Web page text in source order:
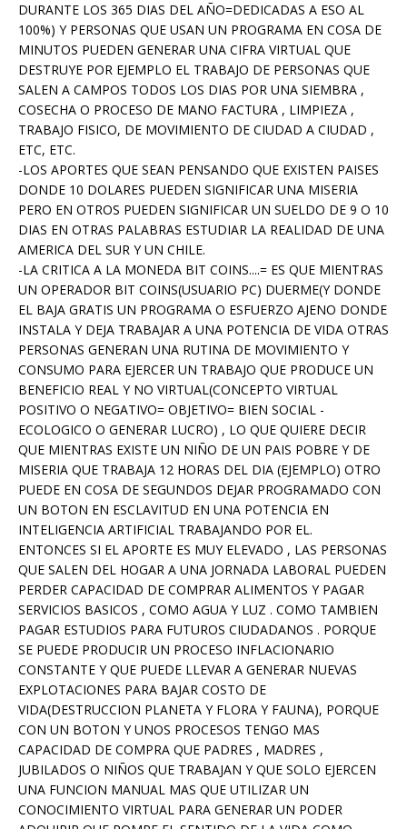
DURANTE LOS 365 DIAS DEL AÑO=DEDICADAS A ESO AL
100%) Y PERSONAS QUE USAN UN PROGRAMA EN COSA DE
MINUTOS PUEDEN GENERAR UNA CIFRA VIRTUAL QUE
DESTRUYE POR EJEMPLO EL TRABAJO DE PERSONAS QUE
SALEN A CAMPOS TODOS LOS DIAS POR UNA SIEMBRA ,
COSECHA O PROCESO DE MANO FACTURA , LIMPIEZA ,
TRABAJO FISICO, DE MOVIMIENTO DE CIUDAD A CIUDAD ,
ETC, ETC.
-LOS APORTES QUE SEAN PENSANDO QUE EXISTEN PAISES
DONDE 10 DOLARES PUEDEN SIGNIFICAR UNA MISERIA
PERO EN OTROS PUEDEN SIGNIFICAR UN SUELDO DE 9 O 10
DIAS EN OTRAS PALABRAS ESTUDIAR LA REALIDAD DE UNA
AMERICA DEL SUR Y UN CHILE.
-LA CRITICA A LA MONEDA BIT COINS....= ES QUE MIENTRAS
UN OPERADOR BIT COINS(USUARIO PC) DUERME(Y DONDE
EL BAJA GRATIS UN PROGRAMA O ESFUERZO AJENO DONDE
INSTALA Y DEJA TRABAJAR A UNA POTENCIA DE VIDA OTRAS
PERSONAS GENERAN UNA RUTINA DE MOVIMIENTO Y
CONSUMO PARA EJERCER UN TRABAJO QUE PRODUCE UN
BENEFICIO REAL Y NO VIRTUAL(CONCEPTO VIRTUAL
POSITIVO O NEGATIVO= OBJETIVO= BIEN SOCIAL -
ECOLOGICO O GENERAR LUCRO) , LO QUE QUIERE DECIR
QUE MIENTRAS EXISTE UN NIÑO DE UN PAIS POBRE Y DE
MISERIA QUE TRABAJA 12 HORAS DEL DIA (EJEMPLO) OTRO
PUEDE EN COSA DE SEGUNDOS DEJAR PROGRAMADO CON
UN BOTON EN ESCLAVITUD EN UNA POTENCIA EN
INTELIGENCIA ARTIFICIAL TRABAJANDO POR EL.
ENTONCES SI EL APORTE ES MUY ELEVADO , LAS PERSONAS
QUE SALEN DEL HOGAR A UNA JORNADA LABORAL PUEDEN
PERDER CAPACIDAD DE COMPRAR ALIMENTOS Y PAGAR
SERVICIOS BASICOS , COMO AGUA Y LUZ . COMO TAMBIEN
PAGAR ESTUDIOS PARA FUTUROS CIUDADANOS . PORQUE
SE PUEDE PRODUCIR UN PROCESO INFLACIONARIO
CONSTANTE Y QUE PUEDE LLEVAR A GENERAR NUEVAS
EXPLOTACIONES PARA BAJAR COSTO DE
VIDA(DESTRUCCION PLANETA Y FLORA Y FAUNA), PORQUE
CON UN BOTON Y UNOS PROCESOS TENGO MAS
CAPACIDAD DE COMPRA QUE PADRES , MADRES ,
JUBILADOS O NIÑOS QUE TRABAJAN Y QUE SOLO EJERCEN
UNA FUNCION MANUAL MAS QUE UTILIZAR UN
CONOCIMIENTO VIRTUAL PARA GENERAR UN PODER